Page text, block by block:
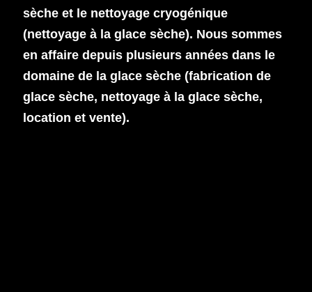
sèche et le nettoyage cryogénique
(nettoyage à la glace sèche). Nous sommes
en affaire depuis plusieurs années dans le
domaine de la glace sèche (fabrication de
glace sèche, nettoyage à la glace sèche,
location et vente).